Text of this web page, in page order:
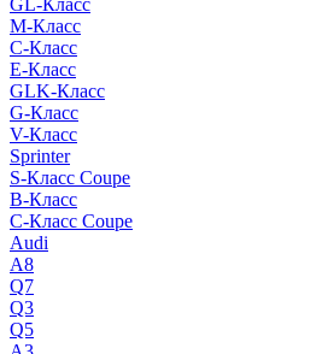
GL-Класс
M-Класс
C-Класс
E-Класс
GLK-Класс
G-Класс
V-Класс
Sprinter
S-Класс Сoupe
B-Класс
C-Класс Coupe
Audi
A8
Q7
Q3
Q5